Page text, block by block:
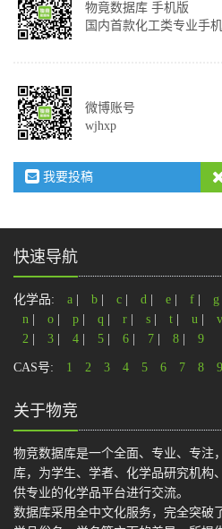
物竟数据库 手机版
国内首款化工类专业手
微博账号
wjhxp
我要投稿
快速导航
化学品: a b c d e f g
n
o p q r s t u v
2
3 4 5 6 7 8 9
CAS号: 1 2 3 4 5 6 7 8 9
关于物竞
物竞数据库是一个全面、专业、专注
库，为学生、学者、化学品研究机构
供专业的化学品平台进行交流。
数据库采用全中文化服务，完全突破